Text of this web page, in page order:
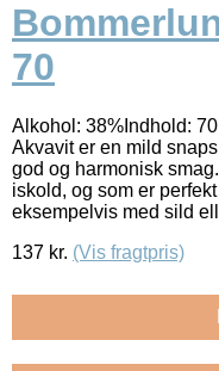
70
Alkohol: 38%Indhold:
Akvavit er en mild
god og harmonisk
iskold, og som er
eksempelvis med sild
137 kr. (Vis fragtpris)